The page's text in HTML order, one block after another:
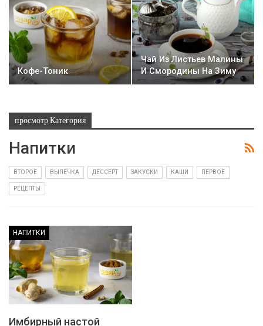
Кофе-Тоник
Чай Из Листьев Малины
И Смородины На Зиму
просмотр Категория
Напитки
ВТОРОЕ ВЫПЕЧКА ДЕССЕРТ ЗАКУСКИ КАШИ ПЕРВОЕ
РЕЦЕПТЫ
НАПИТКИ
Имбирный настой